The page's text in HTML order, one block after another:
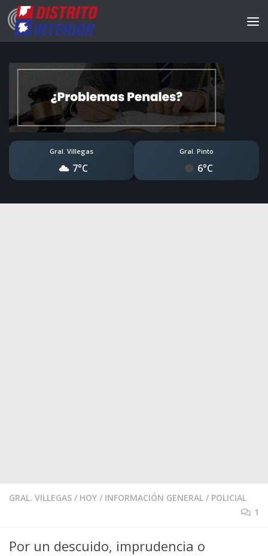
Gral. Villegas
7°C
Gral. Pinto
6°C
GRAL. VILLEGAS / HOY / INFORMACIÓN GENERAL / POLICIAL
1
Por un descuido, imprudencia o